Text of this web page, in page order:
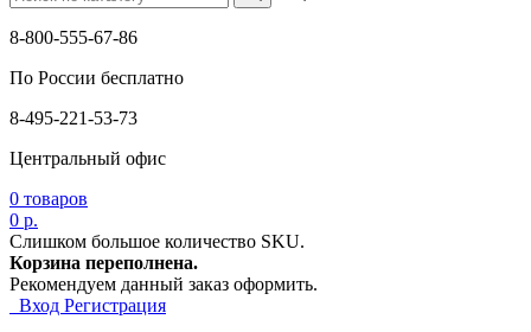
8-800-555-67-86
По России бесплатно
8-495-221-53-73
Центральный офис
0 товаров
0 р.
Слишком большое количество SKU.
Корзина переполнена.
Рекомендуем данный заказ оформить.
Вход Регистрация